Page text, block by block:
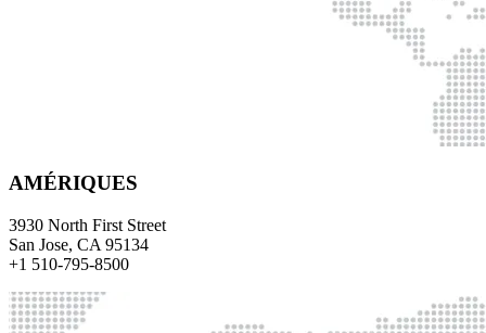
AMÉRIQUES
3930 North First Street
San Jose, CA 95134
+1 510-795-8500